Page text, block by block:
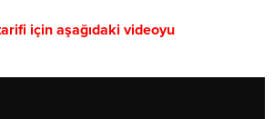
için aşağıdaki videoyu